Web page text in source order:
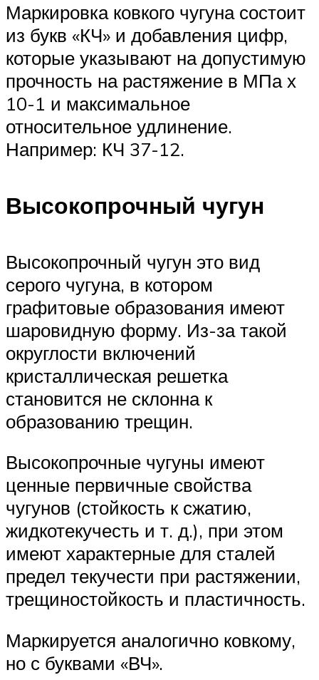
Маркировка ковкого чугуна состоит
из букв «КЧ» и добавления цифр,
которые указывают на допустимую
прочность на растяжение в МПа х
10-1 и максимальное
относительное удлинение.
Например: КЧ 37-12.
Высокопрочный чугун
Высокопрочный чугун это вид
серого чугуна, в котором
графитовые образования имеют
шаровидную форму. Из-за такой
округлости включений
кристаллическая решетка
становится не склонна к
образованию трещин.
Высокопрочные чугуны имеют
ценные первичные свойства
чугунов (стойкость к сжатию,
жидкотекучесть и т. д.), при этом
имеют характерные для сталей
предел текучести при растяжении,
трещиностойкость и пластичность.
Маркируется аналогично ковкому,
но с буквами «ВЧ».